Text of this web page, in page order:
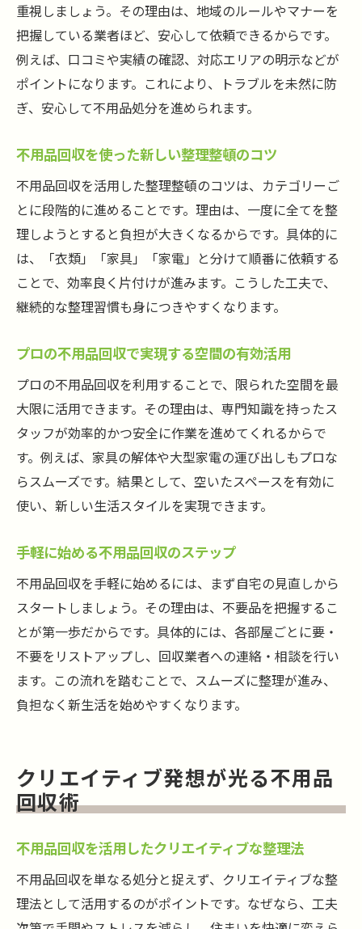
整理整頓を楽しくする回収サービス活用法
不用品回収サービスで始める楽しい整理整
頓
家族で取り組む不用品回収のすすめ
気分が上がる不用品回収の体験談
不用品回収サービスで快適な空間を実現
整理整頓が続く不用品回収の活用ポイント
安心して頼める不用品回収の見極め方
信頼できる不用品回収業者の選び方
不用品回収サービスの口コミを活かす方法
トラブルを防ぐ不用品回収業者の見分け方
不用品回収の安全性を高める事前確認のコ
ツ
善行団地で安心できる不用品回収サービス
環境に優しい善行団地の整理整頓術
不用品回収で実現するエコな整理整頓
環境に配慮した不用品回収の取り組み
善行団地で広がる不用品回収のエコ活動
不用品回収で始めるサステナブルな暮らし
環境を守る不用品回収のポイント
引越しや模様替え時の回収活用アイデア
不用品回収で引越し前後の負担を軽減
模様替え時に役立つ不用品回収の使い方
引越し時に効率化する不用品回収術
不用品回収で気持ち新たな部屋づくり
用
新しい暮らしへ導く不用品回収の魅力
不用品回収で叶える快適な新生活への第一
重視しましょう。その理由は、地域のルールやマナーを
把握している業者ほど、安心して依頼できるからです。
例えば、口コミや実績の確認、対応エリアの明示などが
ポイントになります。これにより、トラブルを未然に防
ぎ、安心して不用品処分を進められます。
不用品回収を使った新しい整理整頓のコツ
不用品回収を活用した整理整頓のコツは、カテゴリーご
とに段階的に進めることです。理由は、一度に全てを整
理しようとすると負担が大きくなるからです。具体的に
は、「衣類」「家具」「家電」と分けて順番に依頼する
ことで、効率良く片付けが進みます。こうした工夫で、
継続的な整理習慣も身につきやすくなります。
プロの不用品回収で実現する空間の有効活用
プロの不用品回収を利用することで、限られた空間を最
大限に活用できます。その理由は、専門知識を持ったス
タッフが効率的かつ安全に作業を進めてくれるからで
す。例えば、家具の解体や大型家電の運び出しもプロな
らスムーズです。結果として、空いたスペースを有効に
使い、新しい生活スタイルを実現できます。
手軽に始める不用品回収のステップ
不用品回収を手軽に始めるには、まず自宅の見直しから
スタートしましょう。その理由は、不要品を把握するこ
とが第一歩だからです。具体的には、各部屋ごとに要・
不要をリストアップし、回収業者への連絡・相談を行い
ます。この流れを踏むことで、スムーズに整理が進み、
負担なく新生活を始めやすくなります。
クリエイティブ発想が光る不用品
回収術
不用品回収を活用したクリエイティブな整理法
不用品回収を単なる処分と捉えず、クリエイティブな整
理法として活用するのがポイントです。なぜなら、工夫